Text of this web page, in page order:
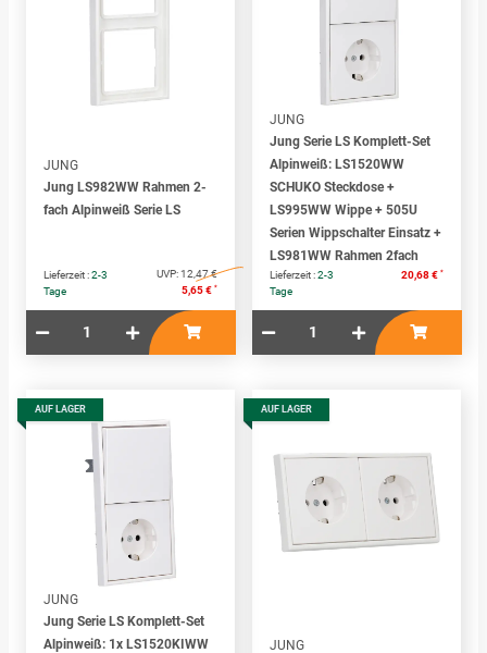
JUNG
Jung LS982WW Rahmen 2-
fach Alpinweiß Serie LS
Lieferzeit :2-3
Tage
UVP:12,47 €
5,65 € *
JUNG
Jung Serie LS Komplett-Set
Alpinweiß: LS1520WW
SCHUKO Steckdose +
LS995WW Wippe + 505U
Serien Wippschalter Einsatz +
LS981WW Rahmen 2fach
Lieferzeit :2-3
Tage
20,68 € *
AUF LAGER
JUNG
Jung Serie LS Komplett-Set
Alpinweiß: 1x LS1520KIWW
AUF LAGER
JUNG